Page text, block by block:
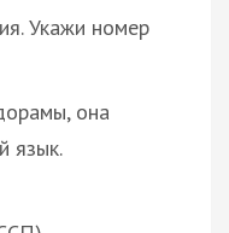
Укажи номер
она
язык.